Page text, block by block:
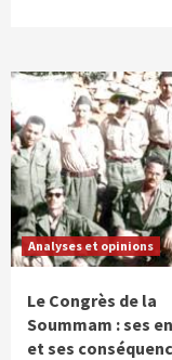
Analyses et opinions
Le Congrès de la
Soummam : ses
et ses